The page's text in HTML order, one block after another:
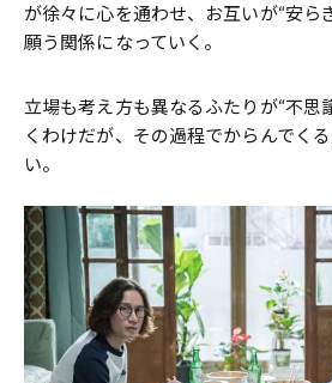
が徐々に心を通わせ、お互いが“安ら
願う関係になっていく。
立場も考え方も異なるふたりが“不思
くわけだが、その過程でからんでく
い。